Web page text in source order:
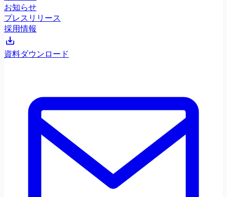
お知らせ
プレスリリース
採用情報
資料ダウンロード